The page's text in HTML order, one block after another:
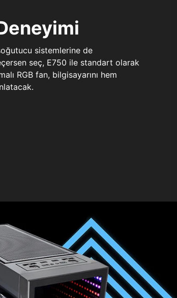
sistemlerine de
seç, E750 ile standart olarak
RGB fan, bilgisayarını hem